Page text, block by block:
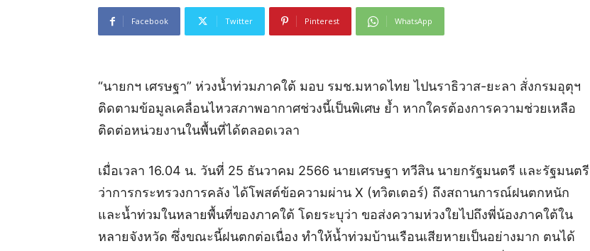
Facebook Twitter Pinterest WhatsApp
“นายกฯ เศรษฐา” ห่วงน้ำท่วมภาคใต้ มอบ รมช.มหาดไทย ไปนราธิวาส-ยะลา สั่งกรมอุตุฯ
ติดตามข้อมูลเคลื่อนไหวสภาพอากาศช่วงนี้เป็นพิเศษ ย้ำ หากใครต้องการความช่วยเหลือ
ติดต่อหน่วยงานในพื้นที่ได้ตลอดเวลา
เมื่อเวลา 16.04 น. วันที่ 25 ธันวาคม 2566 นายเศรษฐา ทวีสิน นายกรัฐมนตรี และรัฐมนตรี
ว่าการกระทรวงการคลัง ได้โพสต์ข้อความผ่าน X (ทวิตเตอร์) ถึงสถานการณ์ฝนตกหนัก
และน้ำท่วมในหลายพื้นที่ของภาคใต้ โดยระบุว่า ขอส่งความห่วงใยไปถึงพี่น้องภาคใต้ใน
หลายจังหวัด ซึ่งขณะนี้ฝนตกต่อเนื่อง ทำให้น้ำท่วมบ้านเรือนเสียหายเป็นอย่างมาก ตนได้